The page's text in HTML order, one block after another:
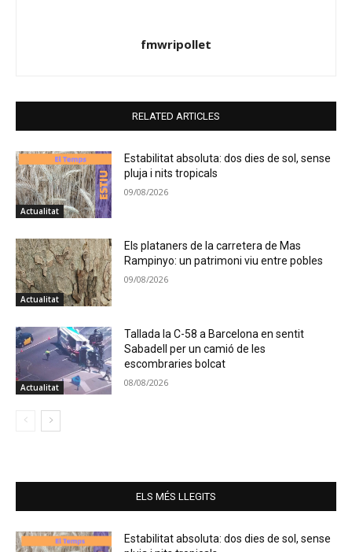
fmwripollet
RELATED ARTICLES
Actualitat
Estabilitat absoluta: dos dies de sol, sense
pluja i nits tropicals
09/08/2026
Actualitat
Els plataners de la carretera de Mas
Rampinyo: un patrimoni viu entre pobles
09/08/2026
Actualitat
Tallada la C-58 a Barcelona en sentit
Sabadell per un camió de les
escombraries bolcat
08/08/2026
ELS MÉS LLEGITS
Estabilitat absoluta: dos dies de sol, sense